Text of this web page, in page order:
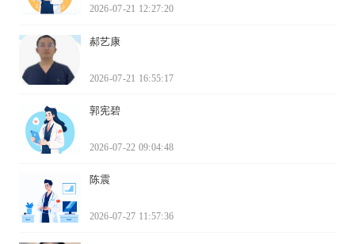
2026-07-21 12:27:20
郝艺康
2026-07-21 16:55:17
郭宪碧
2026-07-22 09:04:48
陈震
2026-07-27 11:57:36